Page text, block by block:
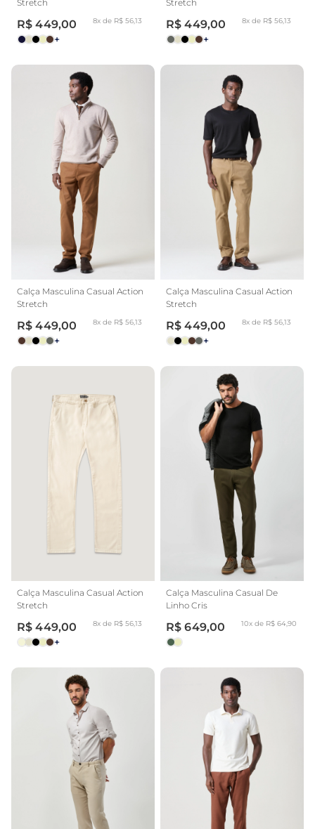
Stretch
R$ 449,00 8x de R$ 56,13
+
Stretch
R$ 449,00 8x de R$ 56,13
+
Calça Masculina Casual Action
Stretch
R$ 449,00 8x de R$ 56,13
+
Calça Masculina Casual Action
Stretch
R$ 449,00 8x de R$ 56,13
+
Calça Masculina Casual Action
Stretch
R$ 449,00 8x de R$ 56,13
+
Calça Masculina Casual De
Linho Cris
R$ 649,00 10x de R$ 64,90